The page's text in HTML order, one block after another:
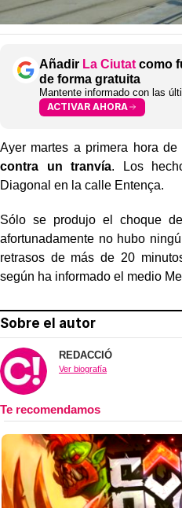
Añadir La Ciutat como
de forma gratuita
Mantente informado con las
ACTIVAR AHORA
Ayer martes a primera hora
contra un tranvía. Los
Diagonal en la calle Entença.
Sólo se produjo el choque
afortunadamente no hubo
retrasos de más de 20
según ha informado el medio
Sobre el autor
REDACCIÓ
Ver biografía